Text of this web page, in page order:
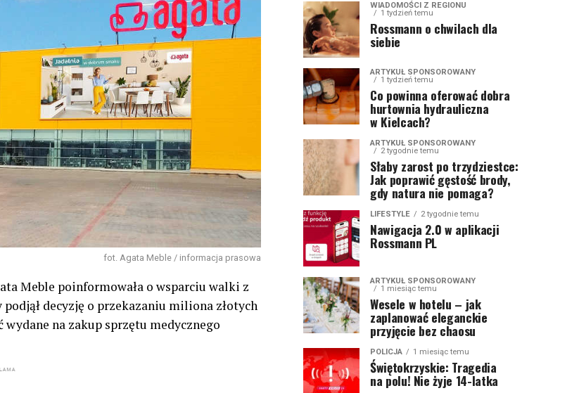
fot. Agata Meble / informacja prasowa
Meble poinformowała o wsparciu walki z
decyzję o przekazaniu miliona złotych
wydane na zakup sprzętu medycznego
WIADOMOŚCI Z REGIONU
1 tydzień temu
Rossmann o chwilach dla
siebie
ARTYKUŁ SPONSOROWANY
1 tydzień temu
Co powinna oferować dobra
hurtownia hydrauliczna
w Kielcach?
ARTYKUŁ SPONSOROWANY
2 tygodnie temu
Słaby zarost po trzydziestce:
Jak poprawić gęstość brody,
gdy natura nie pomaga?
LIFESTYLE 2 tygodnie temu
Nawigacja 2.0 w aplikacji
Rossmann PL
ARTYKUŁ SPONSOROWANY
1 miesiąc temu
Wesele w hotelu – jak
zaplanować eleganckie
przyjęcie bez chaosu
POLICJA 1 miesiąc temu
Świętokrzyskie: Tragedia
na polu! Nie żyje 14-latka